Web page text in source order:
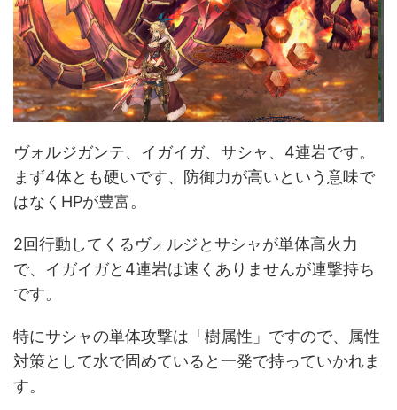
ヴォルジガンテ、イガイガ、サシャ、4連岩です。
まず4体とも硬いです、防御力が高いという意味で
はなくHPが豊富。
2回行動してくるヴォルジとサシャが単体高火力
で、イガイガと4連岩は速くありませんが連撃持ち
です。
特にサシャの単体攻撃は「樹属性」ですので、属性
対策として水で固めていると一発で持っていかれま
す。